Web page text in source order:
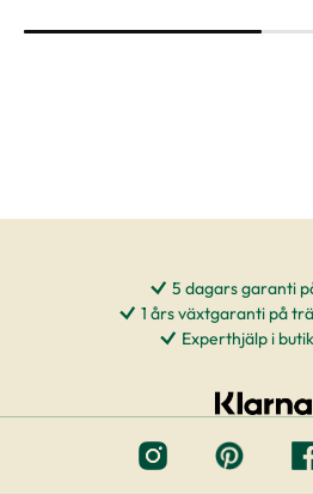
5 dagars garanti
1 års växtgaranti på
Experthjälp i